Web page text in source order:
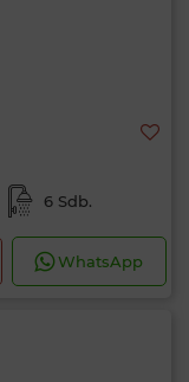
6 Sdb.
WhatsApp